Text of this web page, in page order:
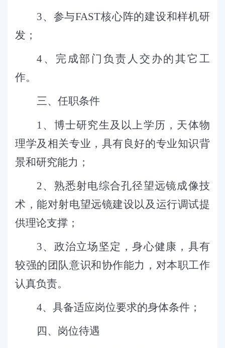
3、 参与FAST核心阵的建设和样机研
发 ；
4 、 完成部门负责人交办的其它工
作。
三、任职条件
1、 博士研究生及以上学历，天体物
理学及相关专业，具有良好的专业知识背
景和研究能力 ；
2、 熟悉射电综合孔径望远镜成像技
术，能对射电望远镜建设以及运行调试提
供理论支撑 ；
3、政治立场坚定，身心健康，具有
较强的团队意识和协作能力，对本职工作
认真负责。
4、 具备适应岗位要求的身体条件 ；
四、 岗位待遇